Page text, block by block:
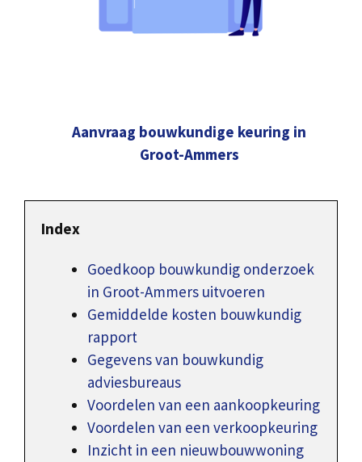
Aanvraag bouwkundige keuring in
Groot-Ammers
Index
Goedkoop bouwkundig onderzoek
in Groot-Ammers uitvoeren
Gemiddelde kosten bouwkundig
rapport
Gegevens van bouwkundig
adviesbureaus
Voordelen van een aankoopkeuring
Voordelen van een verkoopkeuring
Inzicht in een nieuwbouwwoning